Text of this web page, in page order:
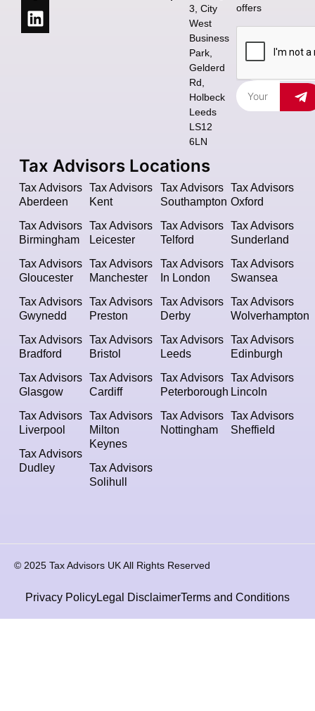
3, City
West
Business
Park,
Gelderd
Rd,
Holbeck
Leeds
LS12
6LN
offers
Tax Advisors Locations
Tax Advisors
Aberdeen
Tax Advisors
Birmingham
Tax Advisors
Gloucester
Tax Advisors
Gwynedd
Tax Advisors
Bradford
Tax Advisors
Glasgow
Tax Advisors
Liverpool
Tax Advisors
Dudley
Tax Advisors
Kent
Tax Advisors
Leicester
Tax Advisors
Manchester
Tax Advisors
Preston
Tax Advisors
Bristol
Tax Advisors
Cardiff
Tax Advisors
Milton
Keynes
Tax Advisors
Solihull
Tax Advisors
Southampton
Tax Advisors
Telford
Tax Advisors
In London
Tax Advisors
Derby
Tax Advisors
Leeds
Tax Advisors
Peterborough
Tax Advisors
Nottingham
Tax Advisors
Oxford
Tax Advisors
Sunderland
Tax Advisors
Swansea
Tax Advisors
Wolverhampton
Tax Advisors
Edinburgh
Tax Advisors
Lincoln
Tax Advisors
Sheffield
© 2025 Tax Advisors UK All Rights Reserved
Privacy PolicyLegal DisclaimerTerms and Conditions